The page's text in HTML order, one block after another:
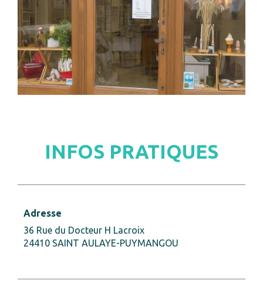
INFOS PRATIQUES
Adresse
36 Rue du Docteur H Lacroix
24410 SAINT AULAYE-PUYMANGOU